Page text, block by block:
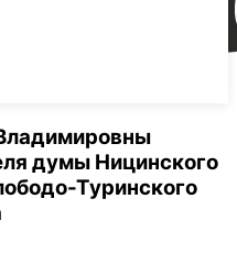
думы Ницинского
Туринского